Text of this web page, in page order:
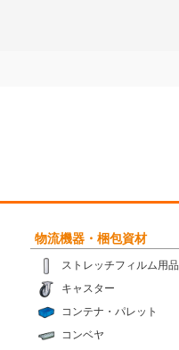
物流機器・梱包資材
ストレッチフィルム用品
キャスター
コンテナ・パレット
コンベヤ